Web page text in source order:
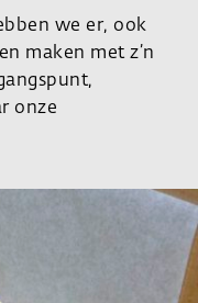
we er, ook
maken met z’n
onze